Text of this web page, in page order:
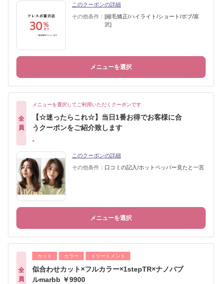
このクーポンの詳細
その他条件： [縮毛矯正/ハイライト/ショート/ボブ/富
沢]
メニューを選択
全
員
メニューを選択してご利用いただくクーポンです
【☆迷ったらこれ☆】当日1番お得でお客様に合
うクーポンをご紹介致します
-
このクーポンの詳細
その他条件： 口コミの記入/ホットペッパー見たと一言
メニューを選択
全
員
カット カラー トリートメント
似合わせカット×フルカラー×1stepTR×ナノバブ
ルmarbb ￥9900